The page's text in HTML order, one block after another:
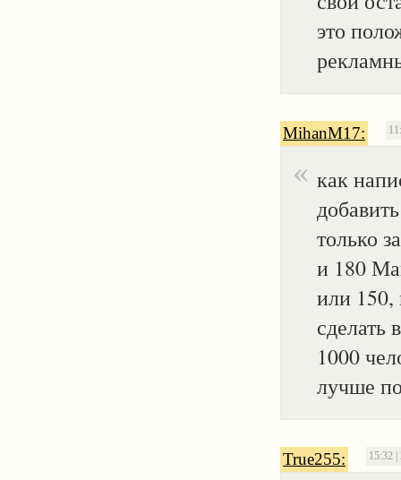
это
MihanM17:
как
только
и 180
или
сделать
1000
лучше
True255: 15:32